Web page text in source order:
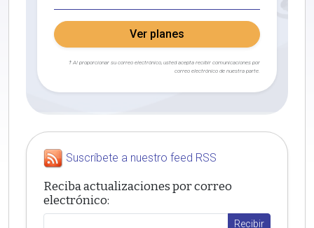
Ver planes
† Al proporcionar su correo electrónico, usted acepta recibir comunicaciones por
correo electrónico de nuestra parte.
Suscríbete a nuestro feed RSS
Reciba actualizaciones por correo
electrónico: